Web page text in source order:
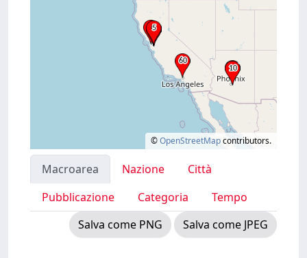
©OpenStreetMapcontributors.
Macroarea Nazione
Città
Pubblicazione
Categoria
Tempo
Salva come PNG
Salva come JPEG